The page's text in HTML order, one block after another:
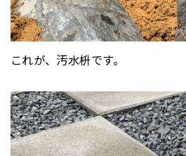
これが、汚水枡です。